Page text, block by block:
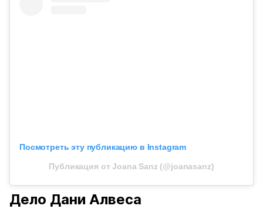
Посмотреть эту публикацию в Instagram
Публикация от Joana Sanz (@joanasanz)
Дело Дани Алвеса